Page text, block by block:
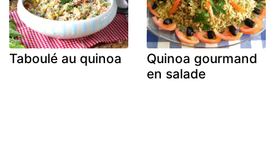
Taboulé au quinoa
Quinoa gourmand
en salade